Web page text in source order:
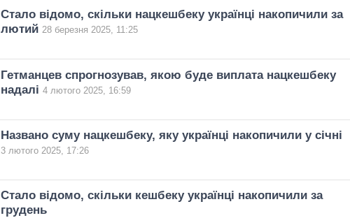
Стало відомо, скільки нацкешбеку українці накопичили за
лютий 28 березня 2025, 11:25
Гетманцев спрогнозував, якою буде виплата нацкешбеку
надалі 4 лютого 2025, 16:59
Названо суму нацкешбеку, яку українці накопичили у січні
3 лютого 2025, 17:26
Стало відомо, скільки кешбеку українці накопичили за
грудень